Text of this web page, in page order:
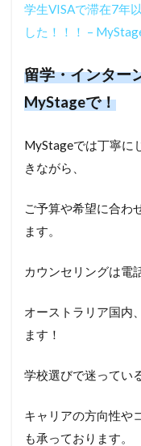
学生VISAで滞在7年
した！！！ –
留学・インター
MyStageで！
MyStageでは丁寧に
きながら、
ご予算や希望に合わ
ます。
カウンセリングは電
オーストラリア国内
ます！
学校選びで迷ってい
キャリアの方向性や
も承っております。